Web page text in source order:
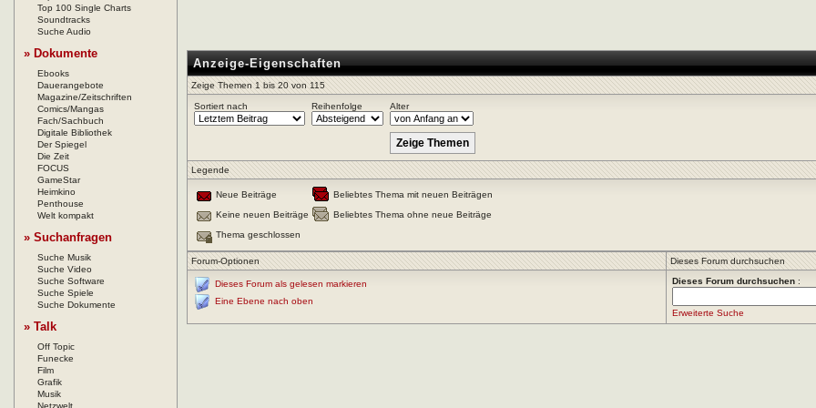
Top 100 Single Charts
Soundtracks
Suche Audio
» Dokumente
Ebooks
Dauerangebote
Magazine/Zeitschriften
Comics/Mangas
Fach/Sachbuch
Digitale Bibliothek
Der Spiegel
Die Zeit
FOCUS
GameStar
Heimkino
Penthouse
Welt kompakt
» Suchanfragen
Suche Musik
Suche Video
Suche Software
Suche Spiele
Suche Dokumente
» Talk
Off Topic
Funecke
Film
Grafik
Musik
Anzeige-Eigenschaften
Zeige Themen 1 bis 20 von 115
Sortiert nach Reihenfolge Alter
Legende
Neue Beiträge
Beliebtes Thema mit neuen Beiträgen
Keine neuen Beiträge
Beliebtes Thema ohne neue Beiträge
Thema geschlossen
Forum-Optionen Dieses Forum durchsuchen
Dieses Forum als gelesen markieren
Eine Ebene nach oben
Dieses Forum durchsuchen :
Erweiterte Suche